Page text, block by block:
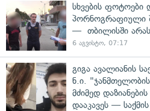
სხვების ფოტოები
პორნოგრაფიული
— თბილისში
6 აგვისტო, 07:17
გიგა ავალიანის
ნ.ი.
მძიმედ
დააკავეს —